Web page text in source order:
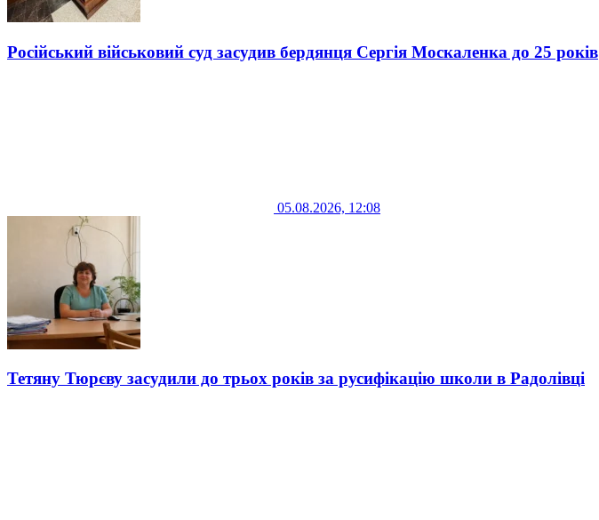
Російський військовий суд засудив бердянця Сергія Москаленка до 25 років
05.08.2026, 12:08
Тетяну Тюрєву засудили до трьох років за русифікацію школи в Радолівці